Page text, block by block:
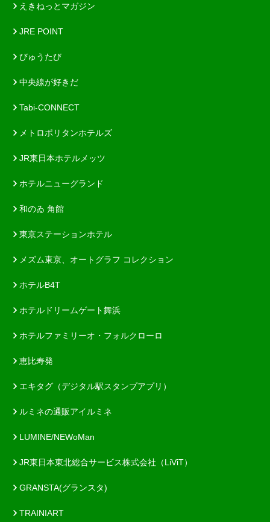
えきねっとマガジン
JRE POINT
びゅうたび
中央線が好きだ
Tabi-CONNECT
メトロポリタンホテルズ
JR東日本ホテルメッツ
ホテルニューグランド
和のゐ 角館
東京ステーションホテル
メズム東京、オートグラフ コレクション
ホテルB4T
ホテルドリームゲート舞浜
ホテルファミリーオ・フォルクローロ
恵比寿発
エキタグ（デジタル駅スタンプアプリ）
ルミネの通販アイルミネ
LUMINE/NEWoMan
JR東日本東北総合サービス株式会社（LiViT）
GRANSTA(グランスタ)
TRAINIART